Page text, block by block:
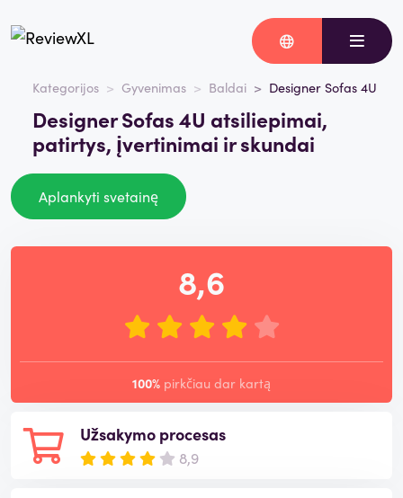
Kategorijos Gyvenimas Baldai Designer Sofas 4U
Designer Sofas 4U atsiliepimai,
patirtys, įvertinimai ir skundai
Aplankyti svetainę
Užsakymo procesas
8,9
8,6
100% pirkčiau dar kartą